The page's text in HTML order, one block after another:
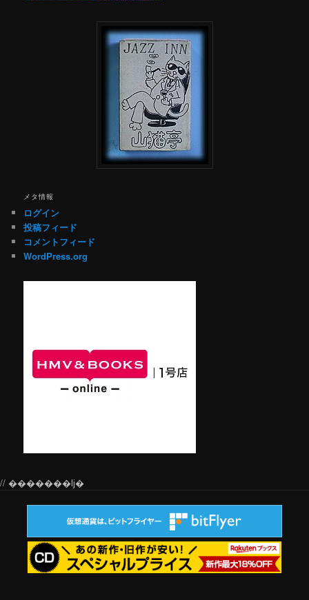
メタ情報
ログイン
投稿フィード
コメントフィード
WordPress.org
// �������ǉ�